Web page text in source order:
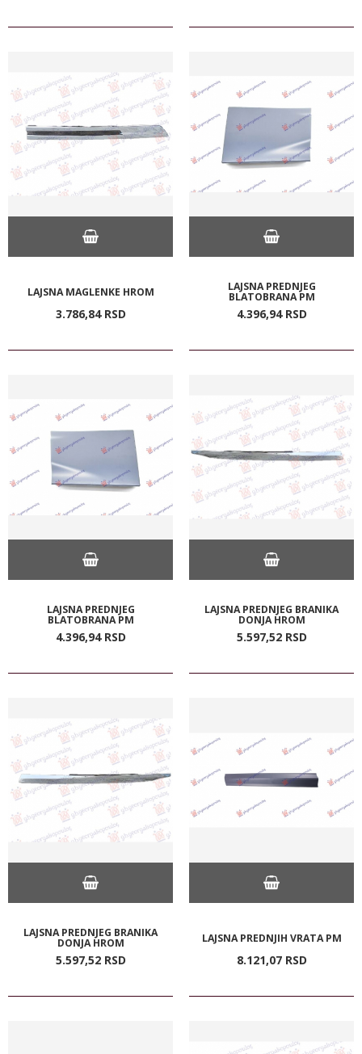
LAJSNA MAGLENKE HROM
3.786,84 RSD
LAJSNA PREDNJEG
BLATOBRANA PM
4.396,94 RSD
LAJSNA PREDNJEG
BLATOBRANA PM
4.396,94 RSD
LAJSNA PREDNJEG BRANIKA
DONJA HROM
5.597,52 RSD
LAJSNA PREDNJEG BRANIKA
DONJA HROM
5.597,52 RSD
LAJSNA PREDNJIH VRATA PM
8.121,07 RSD